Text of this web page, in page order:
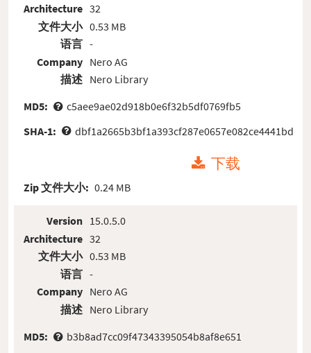
Architecture
文件大小
语言
Company
描述
32
0.53 MB
-
Nero AG
Nero Library
MD5:
c5aee9ae02d918b0e6f32b5df0769fb5
SHA-1:
dbf1a2665b3bf1a393cf287e0657e082ce4441bd
下载
Zip 文件大小: 0.24 MB
Version
Architecture
文件大小
语言
Company
描述
15.0.5.0
32
0.53 MB
-
Nero AG
Nero Library
MD5:
b3b8ad7cc09f47343395054b8af8e651